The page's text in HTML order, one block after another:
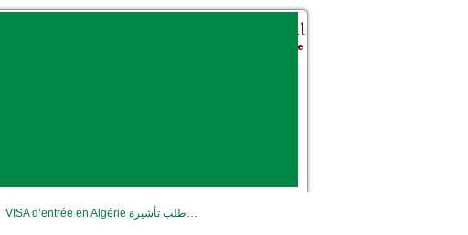
VISA d’entrée en Algérie طلب تأشيرة…